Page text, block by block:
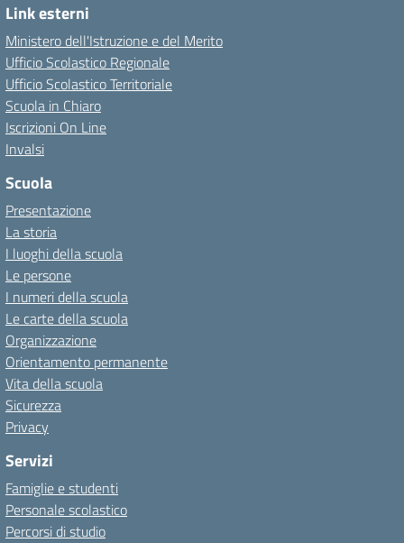
Link esterni
Ministero dell'Istruzione e del Merito
Ufficio Scolastico Regionale
Ufficio Scolastico Territoriale
Scuola in Chiaro
Iscrizioni On Line
Invalsi
Scuola
Presentazione
La storia
I luoghi della scuola
Le persone
I numeri della scuola
Le carte della scuola
Organizzazione
Orientamento permanente
Vita della scuola
Sicurezza
Privacy
Servizi
Famiglie e studenti
Personale scolastico
Percorsi di studio